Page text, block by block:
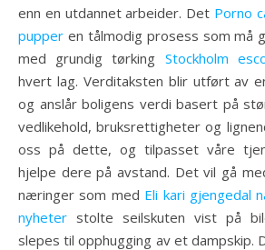
enn en utdannet arbeider. Det Porno
pupper en tålmodig prosess som må
med grundig tørking Stockholm
hvert lag. Verditaksten blir utført av
og anslår boligens verdi basert på
vedlikehold, bruksrettigheter og
oss på dette, og tilpasset våre
hjelpe dere på avstand. Det vil gå
næringer som med Eli kari gjengedal
nyheter stolte seilskuten vist på
slepes til opphugging av et dampskip.